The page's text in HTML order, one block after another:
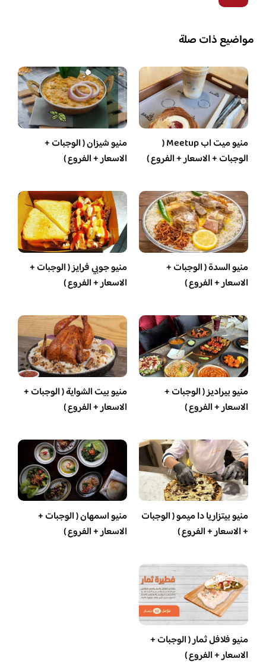
مواضيع ذات صلة
منيو ميت اب Meetup (
الوجبات + الاسعار + الفروع )
منيو شيزان ( الوجبات +
الاسعار + الفروع )
منيو السدة ( الوجبات +
الاسعار + الفروع )
منيو جوبي فرايز ( الوجبات +
الاسعار + الفروع )
منيو بيراديز ( الوجبات +
الاسعار + الفروع )
منيو بيت الشواية ( الوجبات +
الاسعار + الفروع )
منيو بيتزاريا دا ميمو ( الوجبات
+ الاسعار + الفروع )
منيو اسمهان ( الوجبات +
الاسعار + الفروع )
منيو فلافل ثمار ( الوجبات +
الاسعار + الفروع )